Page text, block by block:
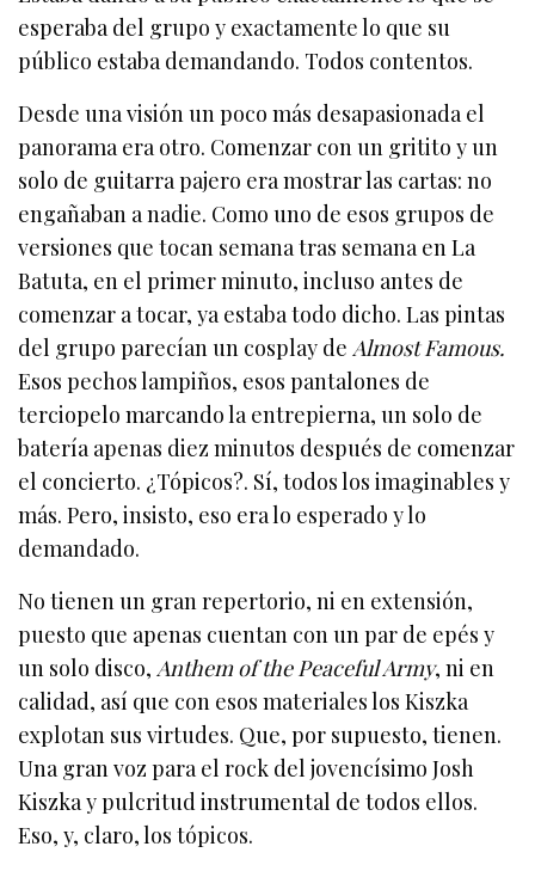
esperaba del grupo y exactamente lo que su
público estaba demandando. Todos contentos.
Desde una visión un poco más desapasionada el
panorama era otro. Comenzar con un gritito y un
solo de guitarra pajero era mostrar las cartas: no
engañaban a nadie. Como uno de esos grupos de
versiones que tocan semana tras semana en La
Batuta, en el primer minuto, incluso antes de
comenzar a tocar, ya estaba todo dicho. Las pintas
del grupo parecían un cosplay deAlmost Famous.
Esos pechos lampiños, esos pantalones de
terciopelo marcando la entrepierna, un solo de
batería apenas diez minutos después de comenzar
el concierto. ¿Tópicos?. Sí, todos los imaginables y
más. Pero, insisto, eso era lo esperado y lo
demandado.
No tienen un gran repertorio, ni en extensión,
puesto que apenas cuentan con un par de epés y
un solo disco,Anthem of the Peaceful Army, ni en
calidad, así que con esos materiales los Kiszka
explotan sus virtudes. Que, por supuesto, tienen.
Una gran voz para el rock del jovencísimo Josh
Kiszka y pulcritud instrumental de todos ellos.
Eso, y, claro, los tópicos.